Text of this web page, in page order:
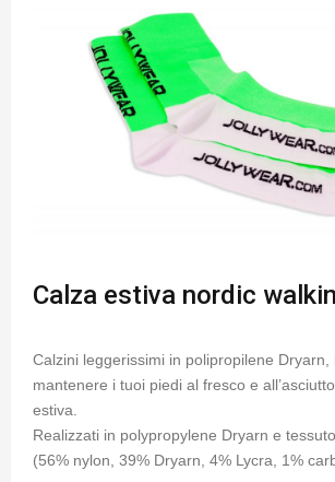
Calza estiva nordic
Calzini leggerissimi in polipropilene Dryarn,
mantenere i tuoi piedi al fresco e
estiva.
Realizzati in polypropylene Dryarn e
(56% nylon, 39% Dryarn, 4% Lycra, 1%